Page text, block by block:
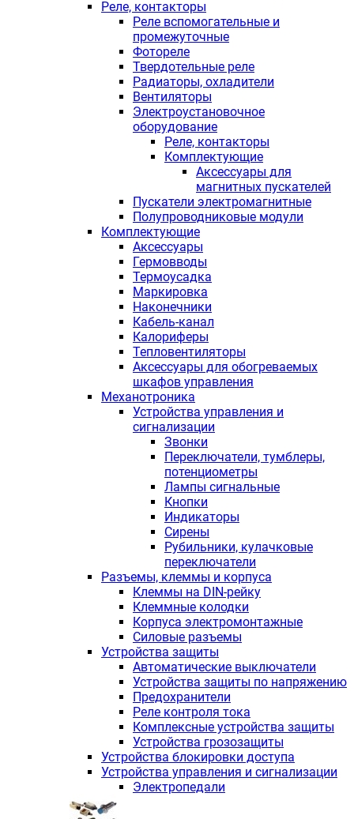
Реле, контакторы
Реле вспомогательные и
промежуточные
Фотореле
Твердотельные реле
Радиаторы, охладители
Вентиляторы
Электроустановочное
оборудование
Реле, контакторы
Комплектующие
Аксессуары для
магнитных пускателей
Пускатели электромагнитные
Полупроводниковые модули
Комплектующие
Аксессуары
Гермовводы
Термоусадка
Маркировка
Наконечники
Кабель-канал
Калориферы
Тепловентиляторы
Аксессуары для обогреваемых
шкафов управления
Механотроника
Устройства управления и
сигнализации
Звонки
Переключатели, тумблеры,
потенциометры
Лампы сигнальные
Кнопки
Индикаторы
Сирены
Рубильники, кулачковые
переключатели
Разъемы, клеммы и корпуса
Клеммы на DIN-рейку
Клеммные колодки
Корпуса электромонтажные
Силовые разъемы
Устройства защиты
Автоматические выключатели
Устройства защиты по напряжению
Предохранители
Реле контроля тока
Комплексные устройства защиты
Устройства грозозащиты
Устройства блокировки доступа
Устройства управления и сигнализации
Электропедали